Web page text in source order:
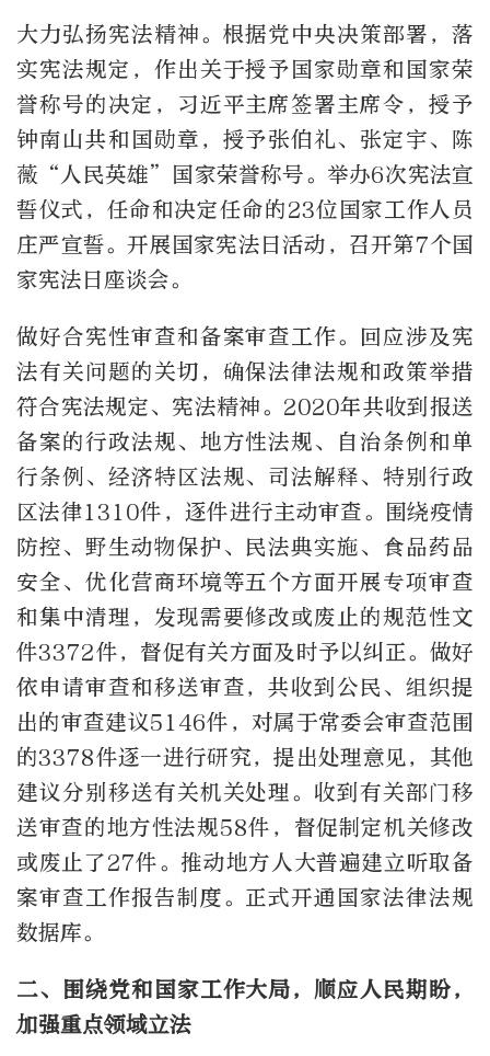
大力弘扬宪法精神。根据党中央决策部署，落
实宪法规定，作出关于授予国家勋章和国家荣
誉称号的决定，习近平主席签署主席令，授予
钟南山共和国勋章，授予张伯礼、张定宇、陈
薇“人民英雄”国家荣誉称号。举办6次宪法宣
誓仪式，任命和决定任命的23位国家工作人员
庄严宣誓。开展国家宪法日活动，召开第7个国
家宪法日座谈会。
做好合宪性审查和备案审查工作。回应涉及宪
法有关问题的关切，确保法律法规和政策举措
符合宪法规定、宪法精神。2020年共收到报送
备案的行政法规、地方性法规、自治条例和单
行条例、经济特区法规、司法解释、特别行政
区法律1310件，逐件进行主动审查。围绕疫情
防控、野生动物保护、民法典实施、食品药品
安全、优化营商环境等五个方面开展专项审查
和集中清理，发现需要修改或废止的规范性文
件3372件，督促有关方面及时予以纠正。做好
依申请审查和移送审查，共收到公民、组织提
出的审查建议5146件，对属于常委会审查范围
的3378件逐一进行研究，提出处理意见，其他
建议分别移送有关机关处理。收到有关部门移
送审查的地方性法规58件，督促制定机关修改
或废止了27件。推动地方人大普遍建立听取备
案审查工作报告制度。正式开通国家法律法规
数据库。
二、围绕党和国家工作大局，顺应人民期盼，
加强重点领域立法